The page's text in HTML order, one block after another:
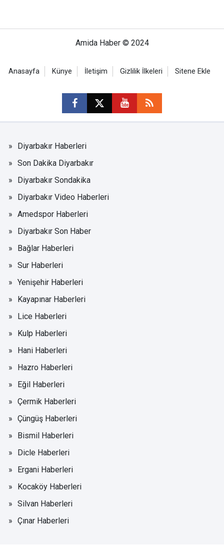
Amida Haber © 2024
Anasayfa Künye İletişim Gizlilik İlkeleri Sitene Ekle
Diyarbakır Haberleri
Son Dakika Diyarbakır
Diyarbakır Sondakika
Diyarbakır Video Haberleri
Amedspor Haberleri
Diyarbakır Son Haber
Bağlar Haberleri
Sur Haberleri
Yenişehir Haberleri
Kayapınar Haberleri
Lice Haberleri
Kulp Haberleri
Hani Haberleri
Hazro Haberleri
Eğil Haberleri
Çermik Haberleri
Çüngüş Haberleri
Bismil Haberleri
Dicle Haberleri
Ergani Haberleri
Kocaköy Haberleri
Silvan Haberleri
Çınar Haberleri